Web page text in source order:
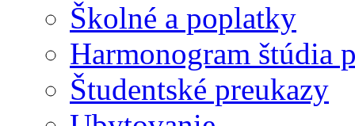
Školné a poplatky
Harmonogram štúdia
Študentské preukazy